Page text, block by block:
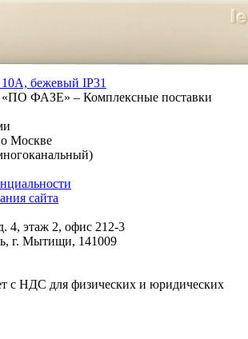
10А, бежевый IP31
ФАЗЕ» – Комплексные поставки
Москве
сайта
4, этаж 2, офис 212-3
, г. Мытищи, 141009
с НДС для физических и юридических